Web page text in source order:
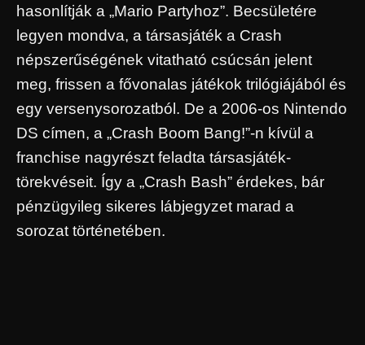
hasonlítják a „Mario Partyhoz”. Becsületére
legyen mondva, a társasjáték a Crash
népszerűségének vitatható csúcsán jelent
meg, frissen a fővonalas játékok trilógiájából és
egy versenysorozatból. De a 2006-os Nintendo
DS címen, a „Crash Boom Bang!”-n kívül a
franchise nagyrészt feladta társasjáték-
törekvéseit. Így a „Crash Bash” érdekes, bár
pénzügyileg sikeres lábjegyzet marad a
sorozat történetében.